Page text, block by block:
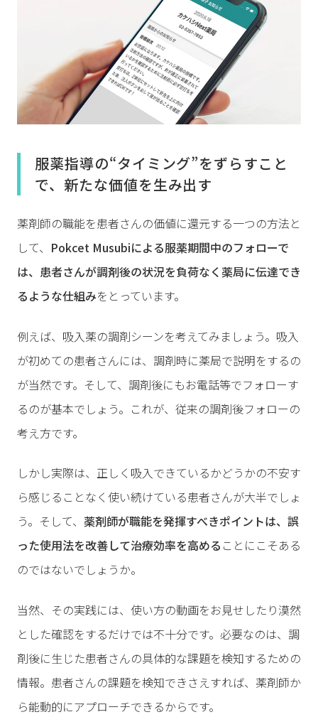
服薬指導の“タイミング”をずらすこと
で、新たな価値を生み出す
薬剤師の職能を患者さんの価値に還元する一つの方法と
して、 Pokcet Musubiによる服薬期間中のフォローで
は、患者さんが調剤後の状況を負荷なく薬局に伝達でき
るような仕組みをとっています。
例えば、吸入薬の調剤シーンを考えてみましょう。吸入
が初めての患者さんには、調剤時に薬局で説明をするの
が当然です。そして、調剤後にもお電話等でフォローす
るのが基本でしょう。これが、従来の調剤後フォローの
考え方です。
しかし実際は、正しく吸入できているかどうかの不安す
ら感じることなく使い続けている患者さんが大半でしょ
う。そして、 薬剤師が職能を発揮すべきポイントは、誤
った使用法を改善して治療効率を高める ことにこそある
のではないでしょうか。
当然、その実践には、使い方の動画をお見せしたり漠然
とした確認をするだけでは不十分です。必要なのは、調
剤後に生じた患者さんの具体的な課題を検知するための
情報。患者さんの課題を検知できさえすれば、薬剤師か
ら能動的にアプローチできるからです。